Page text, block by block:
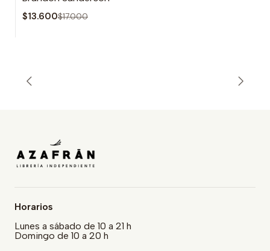
$13.600$17.000
Horarios
Lunes a sábado de 10 a 21 h
Domingo de 10 a 20 h